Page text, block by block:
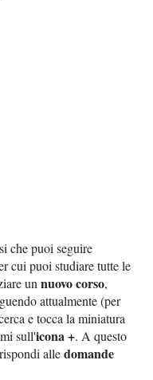
che puoi seguire
cui puoi studiare tutte le
unnuovo corso,
attualmente (per
e tocca la miniatura
sull'icona +. A questo
alledomande